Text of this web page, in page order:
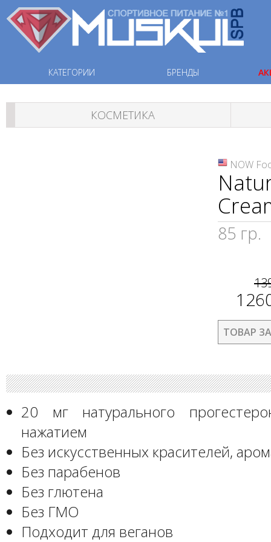
КАТЕГОРИИ БРЕНДЫ
КОСМЕТИКА
NOW
85 гр.
ТОВАР
20 мг натурального
нажатием
Без искусственных красителей,
Без парабенов
Без глютена
Без ГМО
Подходит для веганов